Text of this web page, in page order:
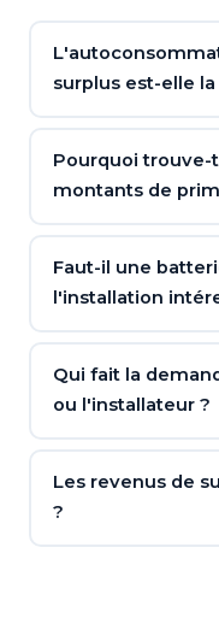
surplus est-elle
Pourquoi
montants de
Faut-il une
l'installation
Qui fait la
ou l'installateur ?
Les revenus de
?